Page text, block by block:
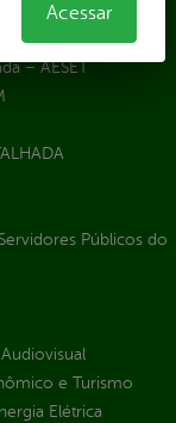
– AMMA
– AESET
Públicos do
e Turismo
Elétrica
Acessar